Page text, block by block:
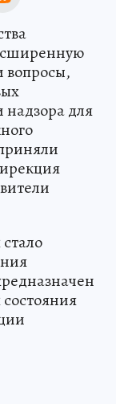
вопросы,
надзора для